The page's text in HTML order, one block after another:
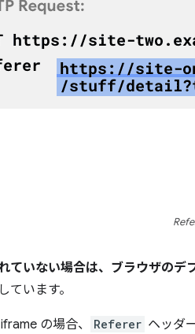
ていない場合は、ブラウザのデ
ています。
の場合、 Referer ヘッダ